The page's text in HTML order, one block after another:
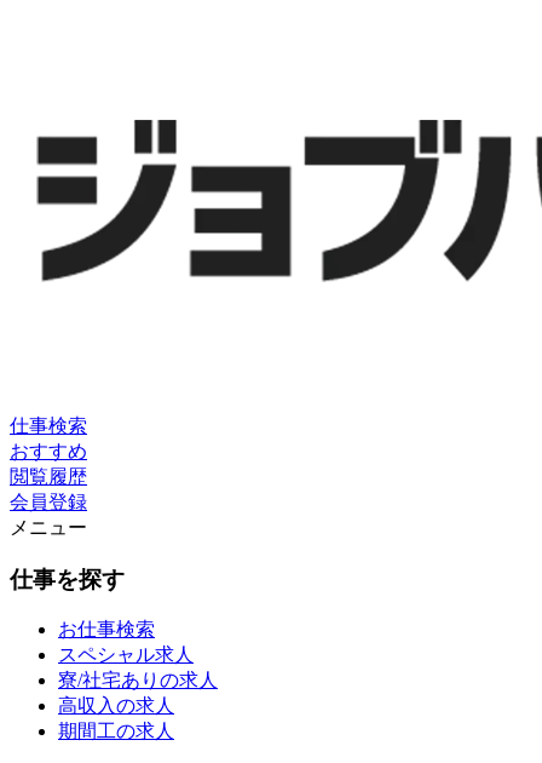
仕事検索
おすすめ
閲覧履歴
会員登録
メニュー
仕事を探す
お仕事検索
スペシャル求人
寮/社宅ありの求人
高収入の求人
期間工の求人